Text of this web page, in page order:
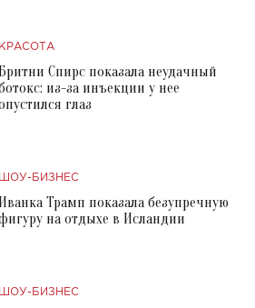
КРАСОТА
Бритни Спирс показала неудачный
из-за инъекции у нее
глаз
ШОУ-БИЗНЕС
Иванка Трамп показала безупречную
на отдыхе в Исландии
ШОУ-БИЗНЕС